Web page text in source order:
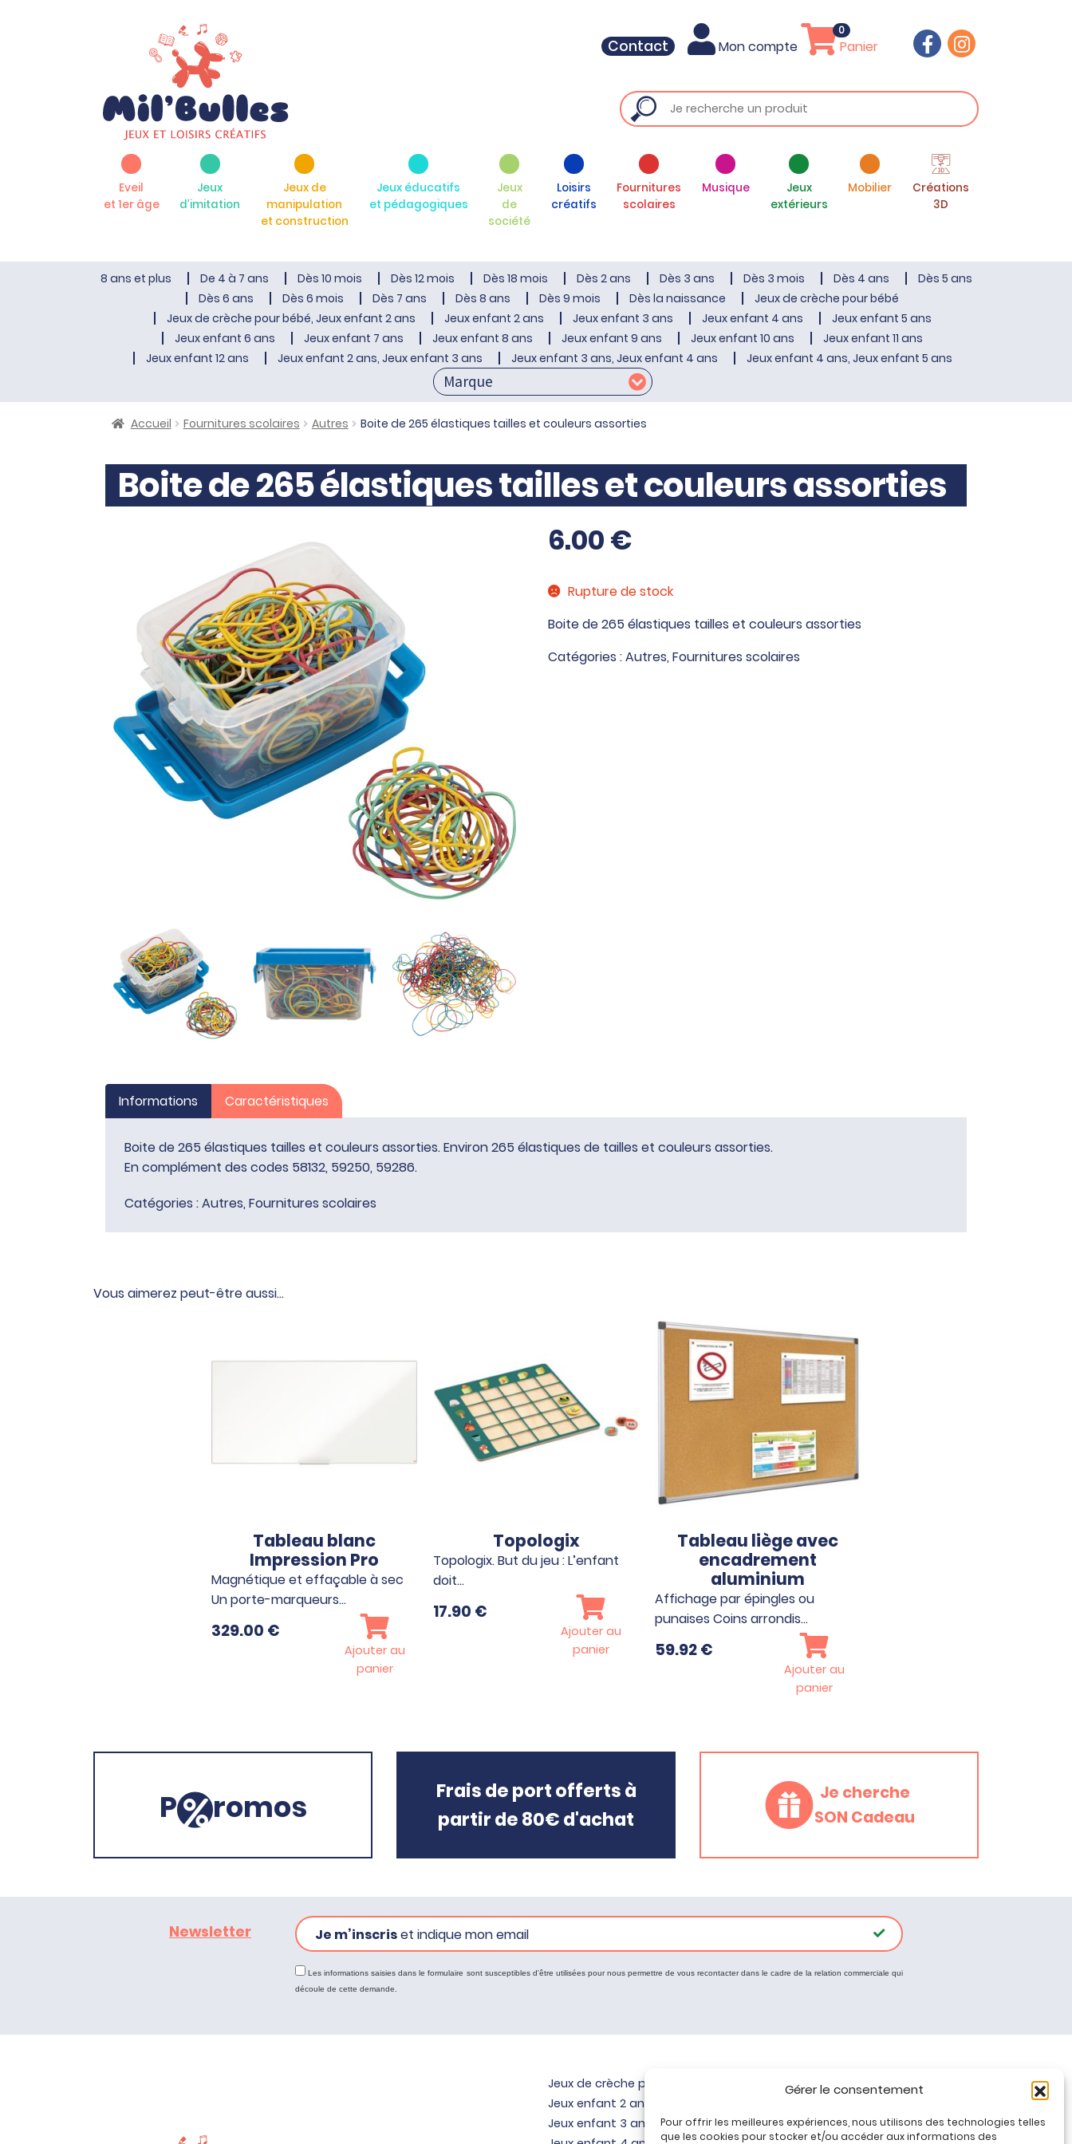
Gérer le consentement
Pour offrir les meilleures expériences, nous utilisons des technologies telles
que les cookies pour stocker et/ou accéder aux informations des
Contact Mon compte Panier
0
Eveil
et 1er âge
Jeux
d’imitation
Jeux de
manipulation
et construction
Jeux éducatifs
et pédagogiques
Jeux
de
société
Loisirs
créatifs
Fournitures
scolaires
Musique
Jeux
extérieurs
Mobilier
Créations
3D
8 ans et plus De 4 à 7 ans Dès 10 mois Dès 12 mois Dès 18 mois Dès 2 ans Dès 3 ans Dès 3 mois Dès 4 ans
Dès 5 ans
Dès 6 ans
Dès 6 mois Dès 7 ans Dès 8 ans Dès 9 mois Dès la naissance
Jeux de crèche pour bébé
Jeux de crèche pour bébé, Jeux enfant 2 ans
Jeux enfant 2 ans Jeux enfant 3 ans Jeux enfant 4 ans
Jeux enfant 5 ans
Jeux enfant 6 ans
Jeux enfant 7 ans Jeux enfant 8 ans Jeux enfant 9 ans Jeux enfant 10 ans
Jeux enfant 11 ans
Jeux enfant 12 ans
Jeux enfant 2 ans, Jeux enfant 3 ans Jeux enfant 3 ans, Jeux enfant 4 ans Jeux enfant 4 ans, Jeux enfant 5 ans
Accueil Fournitures scolaires Autres Boite de 265 élastiques tailles et couleurs assorties
Boite de 265 élastiques tailles et couleurs assorties
6.00€
Rupture de stock
Boite de 265 élastiques tailles et couleurs assorties
Catégories :Autres, Fournitures scolaires
Informations Caractéristiques
Boite de 265 élastiques tailles et couleurs assorties. Environ 265 élastiques de tailles et couleurs assorties.
En complément des codes 58132, 59250, 59286.
Catégories :Autres, Fournitures scolaires
Vous aimerez peut-être aussi…
Tableau blanc
Impression Pro
Magnétique et effaçable à sec
Un porte-marqueurs…
329.00 €
Ajouter au
panier
Topologix
Topologix. But du jeu : L’enfant
doit…
17.90 €
Ajouter au
panier
Tableau liège avec
encadrement
aluminium
Affichage par épingles ou
punaises Coins arrondis…
59.92€
Ajouter au
panier
P romos
Frais de port offerts à
partir de 80€ d'achat
Je cherche
SON Cadeau
Newsletter Je m’inscriset indique mon email
Les informations saisies dans le formulaire sont susceptibles d'être utilisées pour nous permettre de vous recontacter dans le cadre de la relation commerciale qui
découle de cette demande.
Jeux de crèche pour bébé
Jeux enfant 2 ans
Jeux enfant 3 ans
Tous nos produits
Plan du site